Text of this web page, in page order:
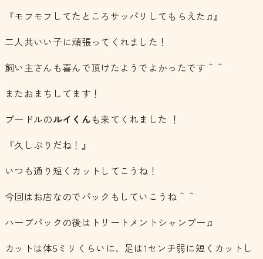
『モフモフしてたところサッパリしてもらえた♫』
二人共いい子に頑張ってくれました！
飼い主さんも喜んで頂けたようでよかったです＾＾
またおまちしてます！
プードルのルイくんも来てくれました ！
『久しぶりだね！』
いつも通り短くカットしてこうね！
今回はお店なのでパックもしていこうね＾＾
ハーブパックの後はトリートメントシャンプー♫
カットは体5ミリくらいに、足は1センチ弱に短くカットし